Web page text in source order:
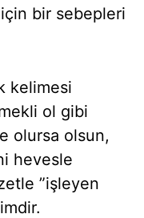
bir sebepleri
kelimesi
ol gibi
olursa olsun,
hevesle
”işleyen